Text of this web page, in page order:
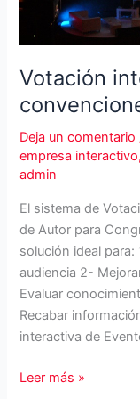
Votación
Deja un comentario
empresa interactivo
admin
El sistema de
de Autor para
solución ideal
audiencia 2-
Evaluar
Recabar
interactiva de
Votación
Leer más »